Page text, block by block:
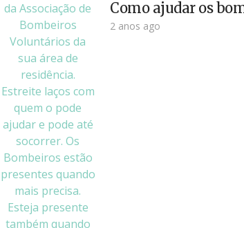
Como ajudar os
2 anos ago